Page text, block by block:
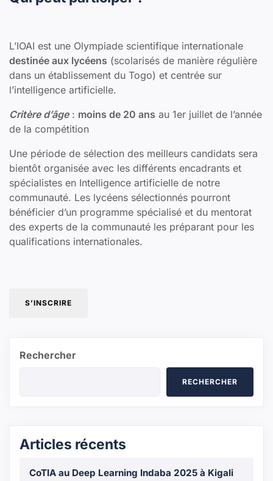
Rechercher
RECHERCHER
Articles récents
CoTIA au Deep Learning Indaba 2025 à Kigali
L’IOAI est une Olympiade scientifique internationale
destinée aux lycéens (scolarisés de manière régulière
dans un établissement du Togo) et centrée sur
l’intelligence artificielle.
Critère d’âge: moins de 20 ans au 1er juillet de l’année
de la compétition
Une période de sélection des meilleurs candidats sera
bientôt organisée avec les différents encadrants et
spécialistes en Intelligence artificielle de notre
communauté. Les lycéens sélectionnés pourront
bénéficier d’un programme spécialisé et du mentorat
des experts de la communauté les préparant pour les
qualifications internationales.
S’INSCRIRE